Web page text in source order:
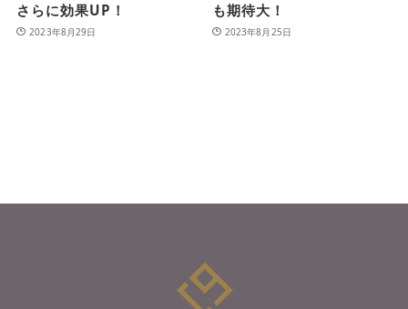
さらに効果UP！
2023年8月29日
も期待大！
2023年8月25日